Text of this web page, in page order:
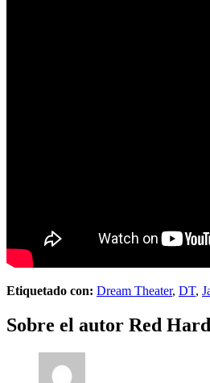
Etiquetado con: Dream Theater, DT,
Sobre el autor Red